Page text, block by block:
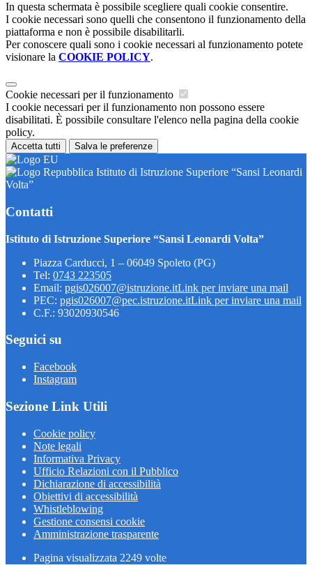
In questa schermata è possibile scegliere quali cookie consentire.
I cookie necessari sono quelli che consentono il funzionamento della
piattaforma e non è possibile disabilitarli.
Per conoscere quali sono i cookie necessari al funzionamento potete
visionare la COOKIE POLICY.
Cookie necessari per il funzionamento
I cookie necessari per il funzionamento non possono essere
disabilitati. È possibile consultare l'elenco nella pagina della cookie
policy.
Accetta tutti Salva le preferenze
Istituto di Istruzione Superiore “Sansi Leonardi
Volta”
Contatti
Istituto di Istruzione Superiore “Sansi Leonardi Volta”
Piazza Carducci, 1 – 06049 Spoleto (PG)
Tel: 0743 223505
Email: pgis026007@istruzione.itLink per inviare una mail
PEC: pgis026007@pec.istruzione.itLink per inviare una mail
C.F.: 93020930546
Seguici su
Facebook
Instagram
Sezione Link Utili
Cookie policy
Note legali
Informativa Privacy
Ufficio Relazioni con il Pubblico
Dichiarazione di accessibilità
Obiettivi di accessibilità
Whistleblowing
Gestione consensi cookie
Amministrazione trasparente
Pagina visualizzata 2249 volte